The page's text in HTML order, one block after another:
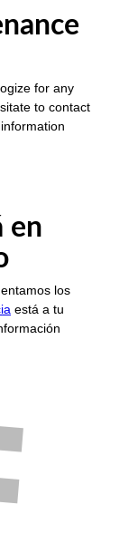
for any
to contact
en
los
está a tu